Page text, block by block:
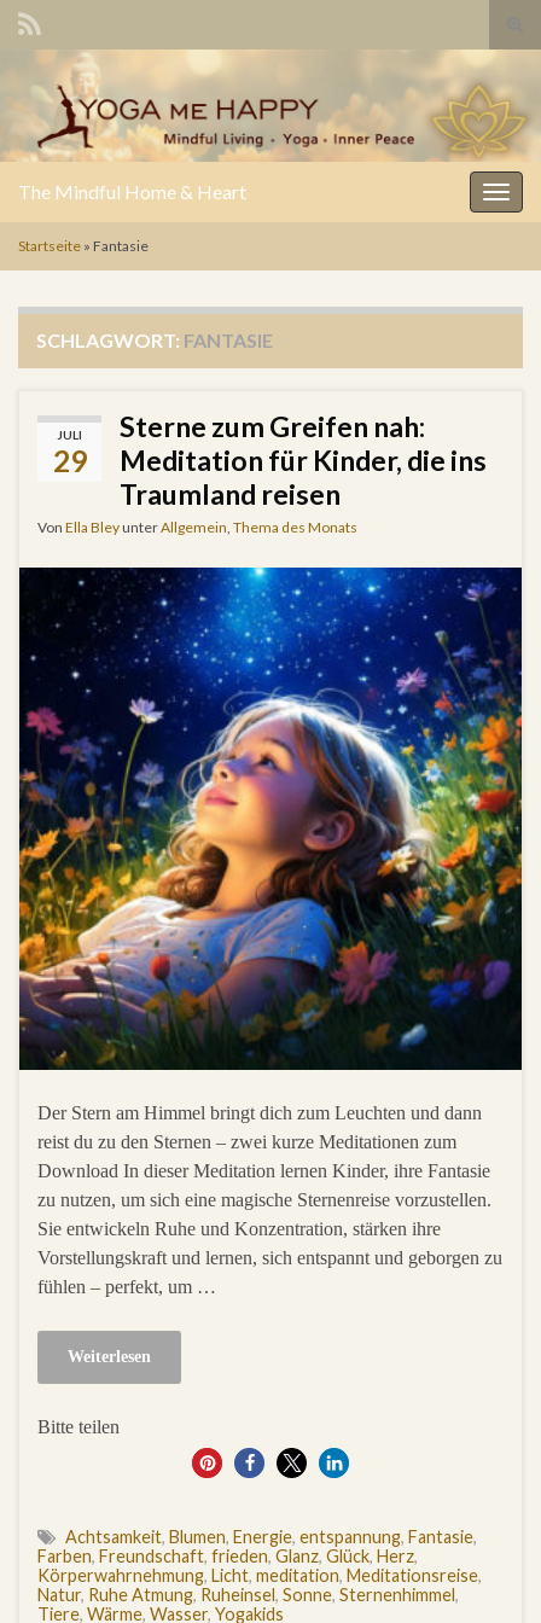
Search for:
The Mindful Home & Heart
Startseite » Fantasie
SCHLAGWORT: FANTASIE
JULI
29
Sterne zum Greifen nah:
Meditation für Kinder, die ins
Traumland reisen
Von Ella BleyunterAllgemein Thema des Monats
Der Stern am Himmel bringt dich zum Leuchten und dann
reist du zu den Sternen – zwei kurze Meditationen zum
Download In dieser Meditation lernen Kinder, ihre Fantasie
zu nutzen, um sich eine magische Sternenreise vorzustellen.
Sie entwickeln Ruhe und Konzentration, stärken ihre
Vorstellungskraft und lernen, sich entspannt und geborgen zu
fühlen – perfekt, um …
Weiterlesen
Bitte teilen
81
Achtsamkeit, Blumen, Energie, entspannung, Fantasie,
Farben, Freundschaft, frieden, Glanz, Glück, Herz,
Körperwahrnehmung, Licht, meditation, Meditationsreise,
Natur, Ruhe Atmung, Ruheinsel, Sonne, Sternenhimmel,
Tiere, Wärme, Wasser, Yogakids